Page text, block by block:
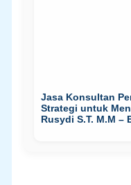
Jasa Konsultan
Strategi untuk
Rusydi S.T. M.M –